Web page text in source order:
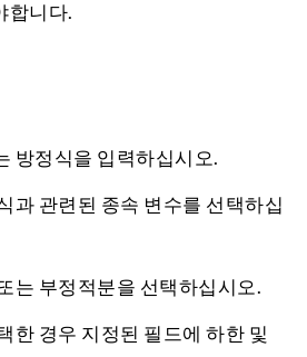
합니다.
방정식을 입력하십시오.
과 관련된 종속 변수를 선택하십
는 부정적분을 선택하십시오.
한 경우 지정된 필드에 하한 및